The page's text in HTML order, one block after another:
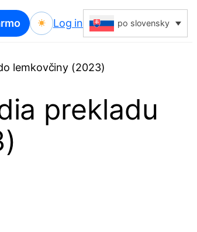
Log in po slovensky
lemkovčiny (2023)
prekladu